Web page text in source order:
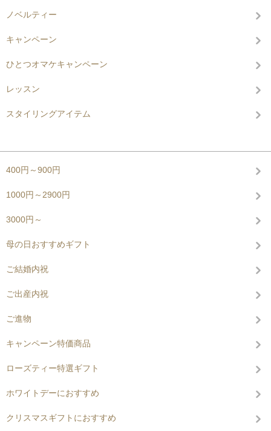
ノベルティー
キャンペーン
ひとつオマケキャンペーン
レッスン
スタイリングアイテム
400円～900円
1000円～2900円
3000円～
母の日おすすめギフト
ご結婚内祝
ご出産内祝
ご進物
キャンペーン特価商品
ローズティー特選ギフト
ホワイトデーにおすすめ
クリスマスギフトにおすすめ